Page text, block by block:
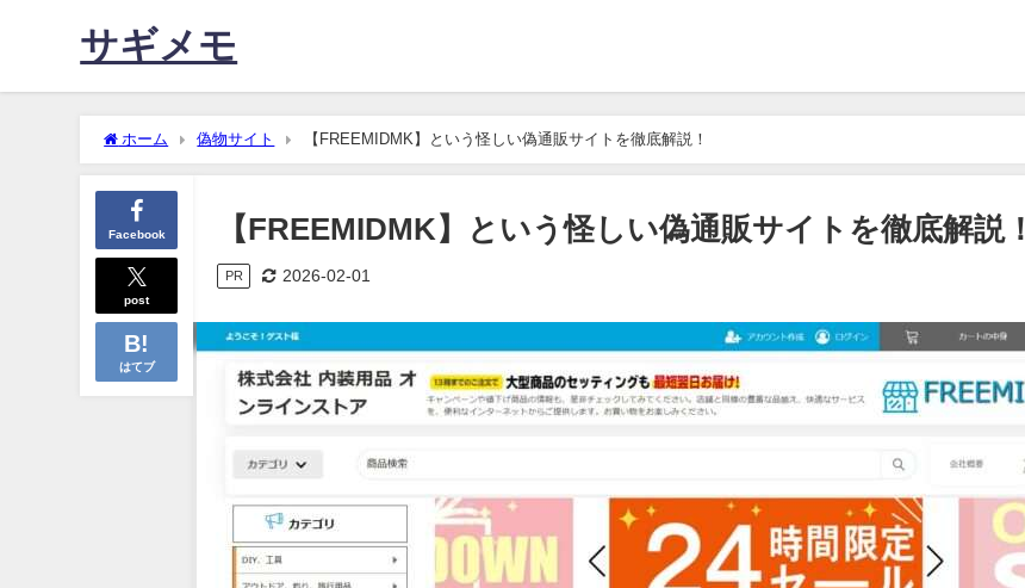
サギメモ
ホーム 偽物サイト 【FREEMIDMK】という怪しい偽通販サイトを徹底解説！
Facebook
post
はてブ
【FREEMIDMK】という怪しい偽通販サイトを徹底解説！
PR 2026-02-01